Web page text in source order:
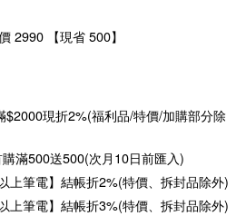
2990 【現省 500】
$2000現折2%(福利品/特價/加購部分除
購滿500送500(次月10日前匯入)
上筆電】結帳折2%(特價、拆封品除外)
上筆電】結帳折3%(特價、拆封品除外)